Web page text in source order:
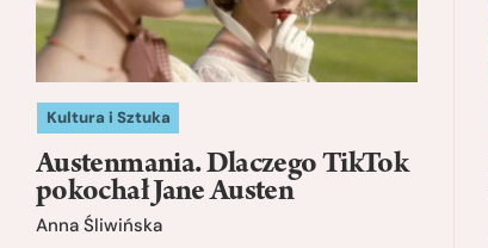
Kultura i Sztuka
Austenmania. Dlaczego TikTok
pokochał Jane Austen
Anna Śliwińska